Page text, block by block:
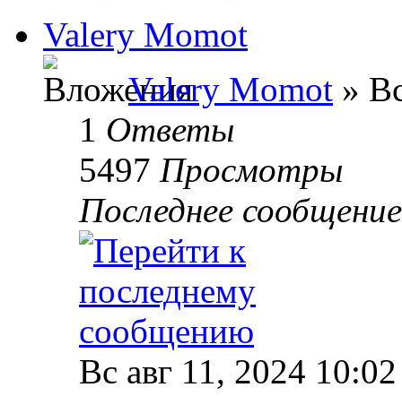
Valery Momot
Valery Momot »
1 Ответы
5497 Просмотры
Последнее
Вс авг 11, 2024